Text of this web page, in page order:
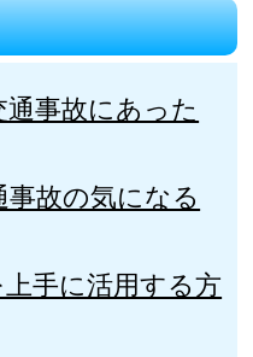
事故にあった
故の気になる
手に活用する方